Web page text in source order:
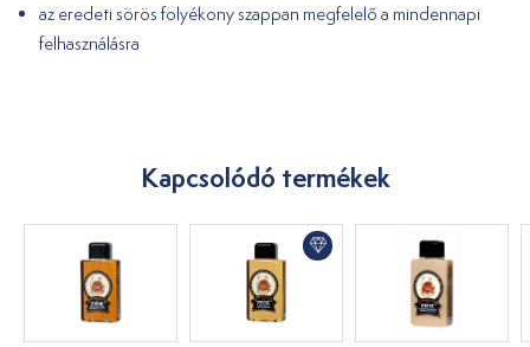
az eredeti sörös folyékony szappan megfelelő a mindennapi
felhasználásra
Kapcsolódó termékek